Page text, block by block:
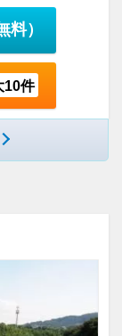
料）
10件